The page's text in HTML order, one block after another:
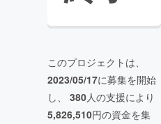
このプロジェクトは、
2023/05/17に募集を開始
し、 380人の支援により
5,826,510円の資金を集